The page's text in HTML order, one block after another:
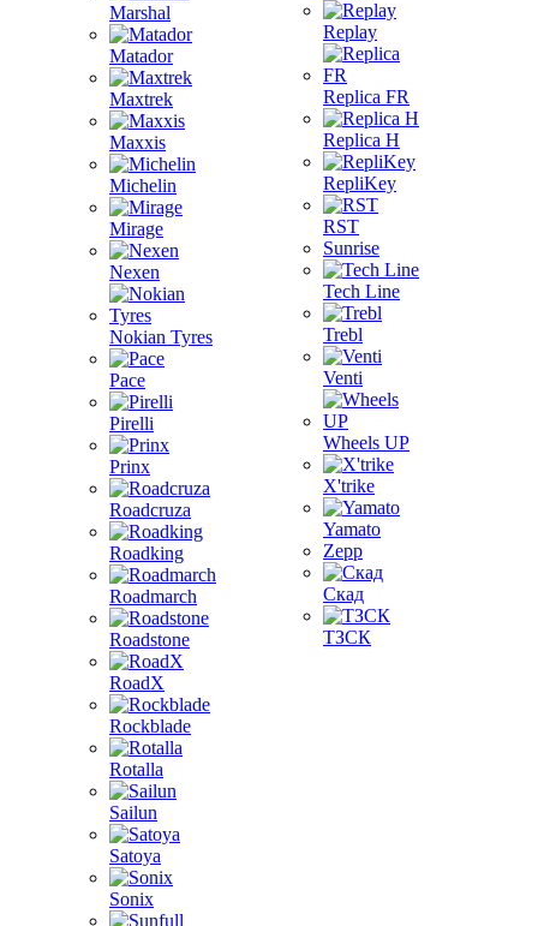
Marshal
Matador
Maxtrek
Maxxis
Michelin
Mirage
Nexen
Nokian Tyres
Pace
Pirelli
Prinx
Roadcruza
Roadking
Roadmarch
Roadstone
RoadX
Rockblade
Rotalla
Sailun
Satoya
Sonix
Replay
Replica FR
Replica H
RepliKey
RST
Sunrise
Tech Line
Trebl
Venti
Wheels UP
X'trike
Yamato
Zepp
Скад
ТЗСК